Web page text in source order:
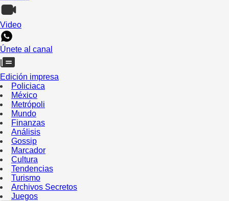
Video
Únete al canal
Edición impresa
Policiaca
México
Metrópoli
Mundo
Finanzas
Análisis
Gossip
Marcador
Cultura
Tendencias
Turismo
Archivos Secretos
Juegos